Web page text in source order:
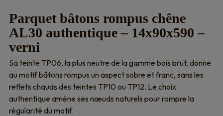
Parquet bâtons rompus chêne
AL30 authentique – 14x90x590 –
verni
Sa teinte TP06, la plus neutre de la gamme bois brut, donne
au motif bâtons rompus un aspect sobre et franc, sans les
reflets chauds des teintes TP10 ou TP12. Le choix
authentique amène ses nœuds naturels pour rompre la
régularité du motif.